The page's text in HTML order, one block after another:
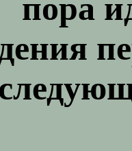
пора